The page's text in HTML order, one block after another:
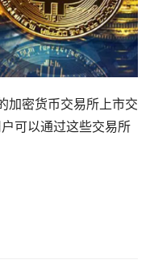
加密货币交易所上市交
可以通过这些交易所